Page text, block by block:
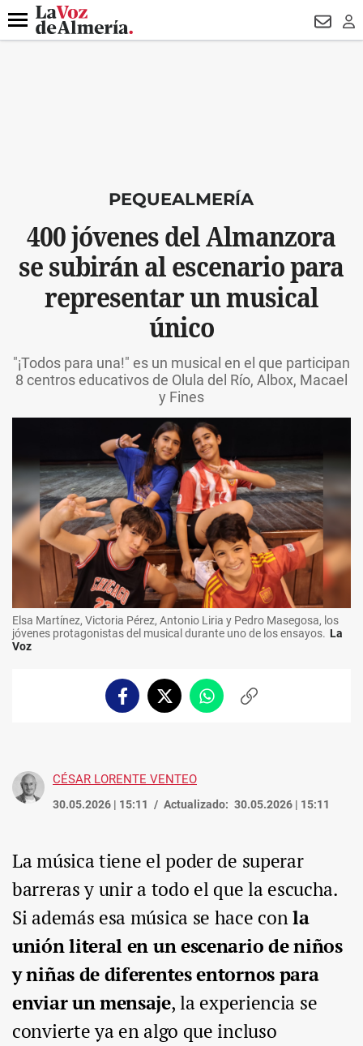
DESTACADO TURISMO
Menú
PEQUEALMERÍA
400 jóvenes del Almanzora
se subirán al escenario para
representar un musical
único
"¡Todos para una!" es un musical en el que participan
8 centros educativos de Olula del Río, Albox, Macael
y Fines
Elsa Martínez, Victoria Pérez, Antonio Liria y Pedro Masegosa, los
jóvenes protagonistas del musical durante uno de los ensayos. La
Voz
FacebookTwitterWhatsappCopiar
CÉSAR LORENTE VENTEO
30.05.2026 | 15:11 Actualizado: 30.05.2026 | 15:11
La música tiene el poder de superar
barreras y unir a todo el que la escucha.
Si además esa música se hace conla
unión literal en un escenario de niños
y niñas de diferentes entornos para
enviar un mensaje, la experiencia se
convierte ya en algo que incluso